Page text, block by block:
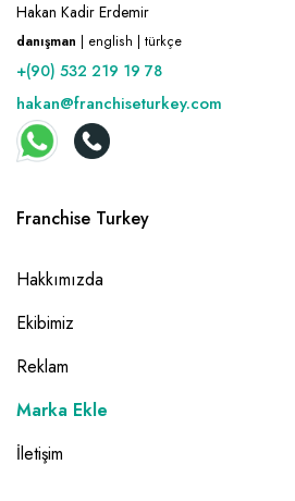
Hakan Kadir Erdemir
danışman | english | türkçe
+(90) 532 219 19 78
hakan@franchiseturkey.com
Franchise Turkey
Hakkımızda
Ekibimiz
Reklam
Marka Ekle
İletişim